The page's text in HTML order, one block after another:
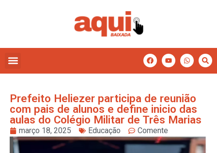
Prefeito Heliezer participa de reunião
com pais de alunos e define inicio das
aulas do Colégio Militar de Três Marias
março 18, 2025 Educação Comente